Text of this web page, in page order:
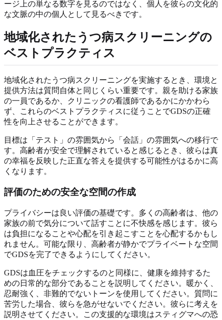
ージ上の単なる数字を見るのではなく、個人を彼らの文化的
な文脈の中の個人として見るべきです。
地域化されたうつ病スクリーニングの
ベストプラクティス
地域化されたうつ病スクリーニングを実施するとき、環境と
提供方法は質問自体と同じくらい重要です。親を助ける家族
の一員であるか、クリニックの看護師であるかにかかわら
ず、これらのベストプラクティスに従うことでGDSの正確
性を向上させることができます。
目標は「テスト」の雰囲気から「会話」の雰囲気への移行で
す。高齢者が安全で理解されていると感じるとき、彼らは真
の幸福を反映した正直な答えを提供する可能性がはるかに高
くなります。
評価のための安全な空間の作成
プライバシーは良い評価の基礎です。多くの高齢者は、他の
家族の前で気分について話すことに不快感を感じます。彼ら
は負担になることや心配を引き起こすことを心配するかもし
れません。可能な限り、高齢者が静かでプライベートな空間
でGDSを完了できるようにしてください。
GDSは血圧をチェックするのと同様に、健康を維持するた
めの日常的な部分であることを説明してください。暖かく、
忍耐強く、非難的でないトーンを使用してください。質問に
苦労した場合、彼らを急がせないでください。彼らに考えを
説明させてください。この支援的な環境はスティグマへの恐